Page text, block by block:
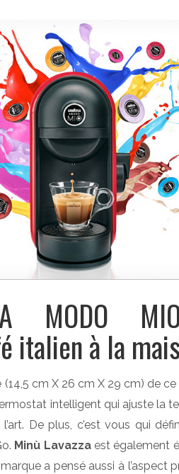
MODO
italien à la
cm X 26 cm X 29 cm) de
intelligent qui ajuste la
De plus, c’est vous qui
Minù Lavazzaest également
a pensé aussi à l’aspect